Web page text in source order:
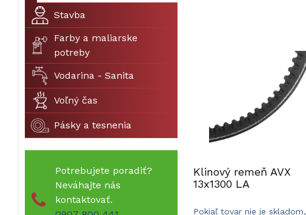
Klinový remeň AVX
13x1300 LA
Pokiaľ tovar nie je skladom,
Stavba
Farby a maliarske
potreby
Vodarina - Sanita
Voľný čas
Pásky a tesnenia
Potrebujete poradiť?
Neváhajte nás
kontaktovať.